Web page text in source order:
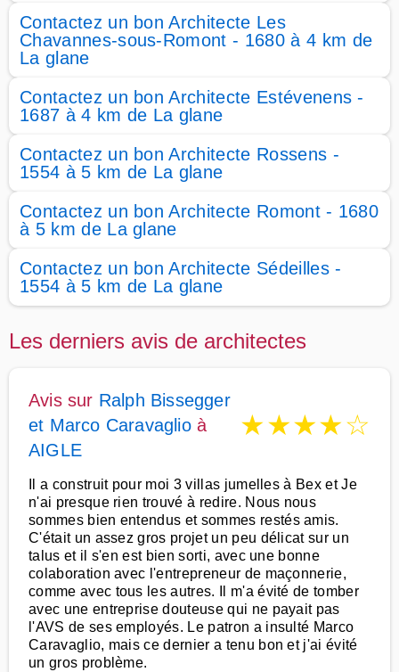
Contactez un bon Architecte Les
Chavannes-sous-Romont - 1680 à 4 km de
La glane
Contactez un bon Architecte Estévenens -
1687 à 4 km de La glane
Contactez un bon Architecte Rossens -
1554 à 5 km de La glane
Contactez un bon Architecte Romont - 1680
à 5 km de La glane
Contactez un bon Architecte Sédeilles -
1554 à 5 km de La glane
Les derniers avis de architectes
Avis sur Ralph Bissegger
et Marco Caravaglioà
AIGLE
★★★★☆
Il a construit pour moi 3 villas jumelles à Bex et Je
n'ai presque rien trouvé à redire. Nous nous
sommes bien entendus et sommes restés amis.
C'était un assez gros projet un peu délicat sur un
talus et il s'en est bien sorti, avec une bonne
colaboration avec l'entrepreneur de maçonnerie,
comme avec tous les autres. Il m'a évité de tomber
avec une entreprise douteuse qui ne payait pas
l'AVS de ses employés. Le patron a insulté Marco
Caravaglio, mais ce dernier a tenu bon et j'ai évité
un gros problème.